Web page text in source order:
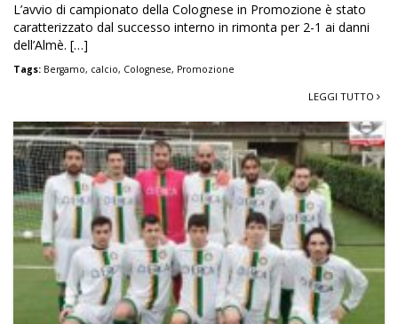
L’avvio di campionato della Colognese in Promozione è stato
caratterizzato dal successo interno in rimonta per 2-1 ai danni
dell’Almè. […]
Tags: Bergamo, calcio, Colognese, Promozione
LEGGI TUTTO